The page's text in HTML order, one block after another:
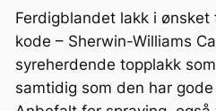
/
N
C
Ferdigblandet lakk i ønsket
kode – Sherwin-Williams
syreherdende topplakk
samtidig som den har